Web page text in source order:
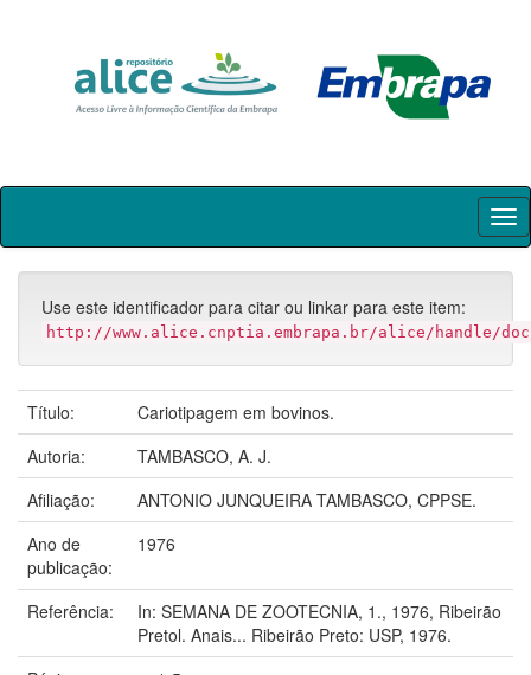
Skip
Use este identificador para citar ou linkar para este item:
http://www.alice.cnptia.embrapa.br/alice/handle/
Título:
Cariotipagem em bovinos.
Autoria:
TAMBASCO, A. J.
Afiliação:
ANTONIO JUNQUEIRA TAMBASCO, CPPSE.
Ano de
publicação:
1976
Referência:
In: SEMANA DE ZOOTECNIA, 1., 1976, Ribeirão
Pretol. Anais... Ribeirão Preto: USP, 1976.